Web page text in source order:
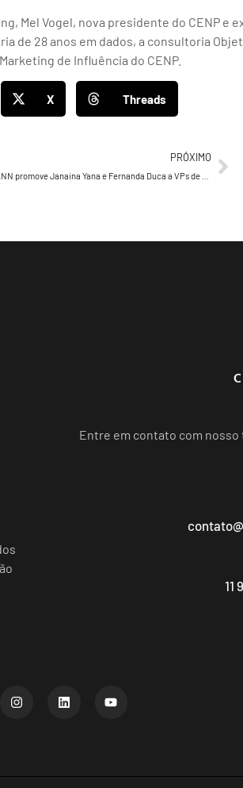
Mel Vogel, nova presidente do CENP e
de 28 anos em dados, a consultoria
de Influência do CENP.
X Threads
PRÓXIMO
Entre em contato com nosso
11